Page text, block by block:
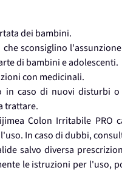
dei bambini.
sconsiglino
di bambini e adolescenti.
con medicinali.
in caso di nuovi disturbi
trattare.
Colon Irritabile
In caso di dubbi,
salvo diversa
le istruzioni per l'uso,